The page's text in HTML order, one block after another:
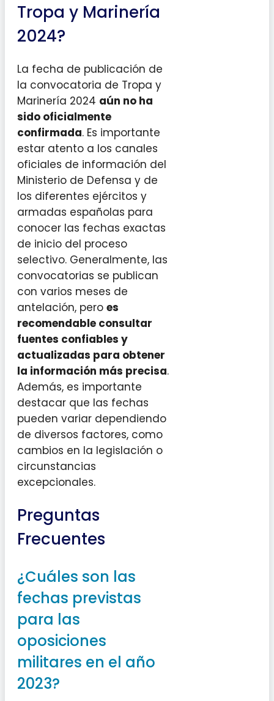
Tropa y Marinería
2024?
La fecha de publicación de
la convocatoria de Tropa y
Marinería 2024 aún no ha
sido oficialmente
confirmada. Es importante
estar atento a los canales
oficiales de información del
Ministerio de Defensa y de
los diferentes ejércitos y
armadas españolas para
conocer las fechas exactas
de inicio del proceso
selectivo. Generalmente, las
convocatorias se publican
con varios meses de
antelación, pero es
recomendable consultar
fuentes confiables y
actualizadas para obtener
la información más precisa.
Además, es importante
destacar que las fechas
pueden variar dependiendo
de diversos factores, como
cambios en la legislación o
circunstancias
excepcionales.
Preguntas
Frecuentes
¿Cuáles son las
fechas previstas
para las
oposiciones
militares en el año
2023?